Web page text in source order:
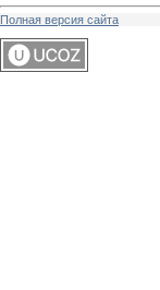
Полная версия сайта